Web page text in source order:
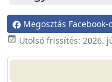
Megosztás Facebook-
event_available Utolsó frissítés: 2026.